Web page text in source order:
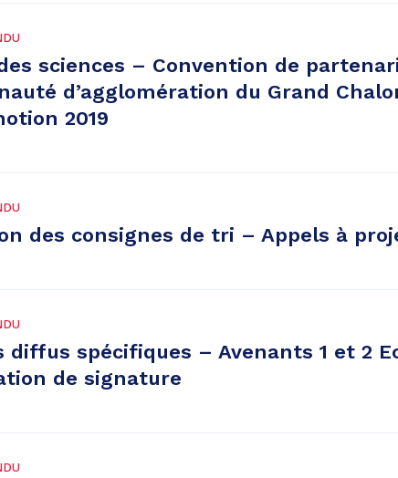
sciences – Convention de
d’agglomération du Grand
2019
des consignes de tri – Appels à
diffus spécifiques – Avenants 1 et 2
de signature